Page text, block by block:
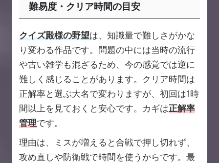
難易度・クリア時間の目安
クイズ殿様の野望は、知識量で難しさがかな
り変わる作品です。問題の中には当時の流行
や古い雑学も混ざるため、今の感覚では逆に
難しく感じることがあります。クリア時間は
正解率と選ぶ大名で変わりますが、初回は1時
間以上を見ておくと安心です。カギは正解率
管理です。
理由は、ミスが増えると合戦で押し切れず、
攻め直しや防衛戦で時間を使うからです。最